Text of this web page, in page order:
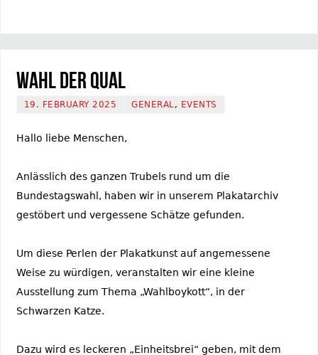
Wahl der Qual
19. FEBRUARY 2025 GENERAL, EVENTS
Hallo liebe Menschen,
Anlässlich des ganzen Trubels rund um die
Bundestagswahl, haben wir in unserem Plakatarchiv
gestöbert und vergessene Schätze gefunden.
Um diese Perlen der Plakatkunst auf angemessene
Weise zu würdigen, veranstalten wir eine kleine
Ausstellung zum Thema „Wahlboykott“, in der
Schwarzen Katze.
Dazu wird es leckeren „Einheitsbrei“ geben, mit dem